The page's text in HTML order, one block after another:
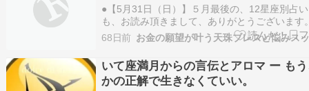
●【5月31日（日）】５月最後の、12星座別占
も、お読み頂きまして、ありがとうございます
ちやんです。 本日、2026年5月31日は「ブル
の満月」。 ひとつの月の流れの中で二度目に
別な満月で、“強い浄化と手放し”が起こりやす
ミングと言われていま…
68日前
いて座満月からの言伝とアロマ ー も
かの正解で生きなくていい。